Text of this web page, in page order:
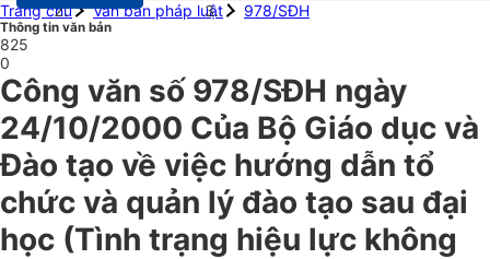
Trang chủ
Văn bản pháp luật 978/SĐH
Thông tin văn bản
825
0
Công văn số 978/SĐH ngày
24/10/2000 Của Bộ Giáo dục và
Đào tạo về việc hướng dẫn tổ
chức và quản lý đào tạo sau đại
học (Tình trạng hiệu lực không